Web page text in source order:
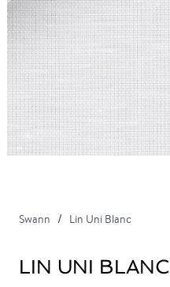
Swann Lin Uni Blanc
LIN UNI BLANC